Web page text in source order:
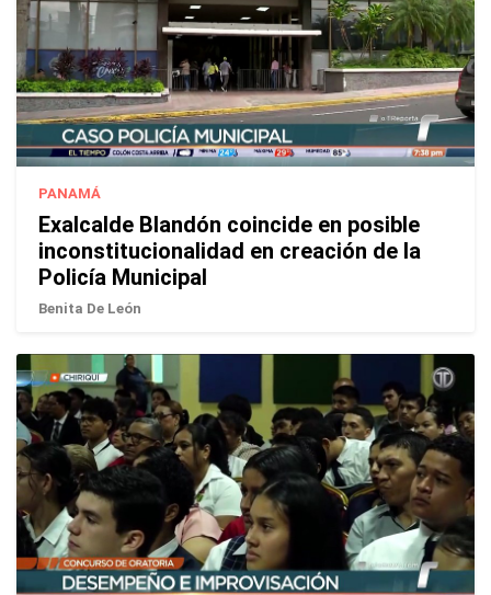
PANAMÁ
Exalcalde Blandón coincide en posible
inconstitucionalidad en creación de la
Policía Municipal
Benita De León